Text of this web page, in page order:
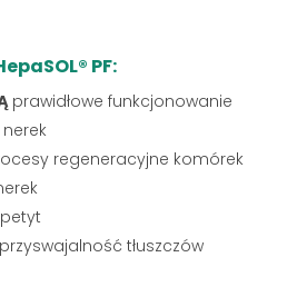
PF:
prawidłowe funkcjonowanie
regeneracyjne komórek
tłuszczów